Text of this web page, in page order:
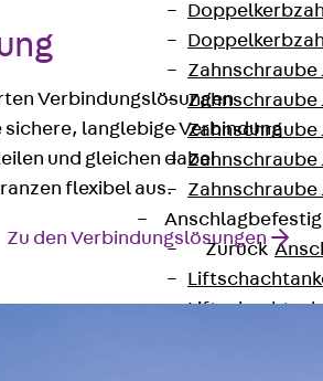
Zahnschraube
Zahnschraube
Zahnschraube
Zahnschraube
Zahnschraube
Zurück
Verbindungslösungen
sichere, langlebige Verbindung
und gleichen dabei
flexibel aus.
Zu den Verbindungslösungen